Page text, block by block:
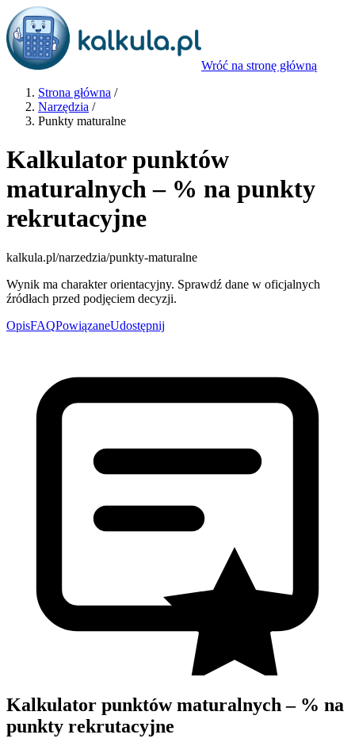
Wróć na stronę główną
Strona główna /
Narzędzia /
Punkty maturalne
Kalkulator punktów
maturalnych – % na punkty
rekrutacyjne
kalkula.pl/narzedzia/punkty-maturalne
Wynik ma charakter orientacyjny. Sprawdź dane w oficjalnych
źródłach przed podjęciem decyzji.
OpisFAQPowiązaneUdostępnij
Kalkulator punktów maturalnych – % na
punkty rekrutacyjne